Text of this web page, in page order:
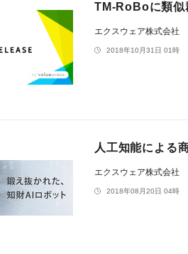
TM-RoBoに類似
エクスウェア株式会社
2018年10月31日 01時
人工知能による
エクスウェア株式会社
2018年08月20日 04時